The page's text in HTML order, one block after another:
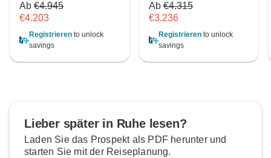
Ab €4.945
€4.203
Registrieren to unlock
savings
Ab€4.315
€3.236
Registrierento unlock
savings
Lieber später in Ruhe lesen?
Laden Sie das Prospekt als PDF herunter und
starten Sie mit der Reiseplanung.